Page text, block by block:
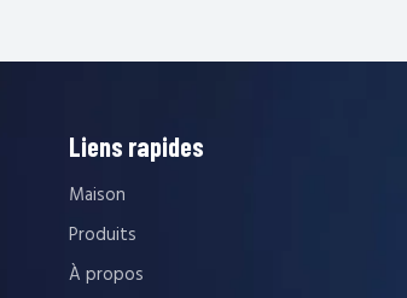
Liens rapides
Maison
Produits
À propos